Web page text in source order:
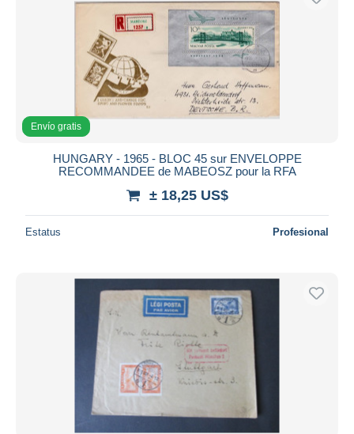
Envío gratis
HUNGARY - 1965 - BLOC 45 sur ENVELOPPE
RECOMMANDEE de MABEOSZ pour la RFA
± 18,25 US$
Estatus Profesional